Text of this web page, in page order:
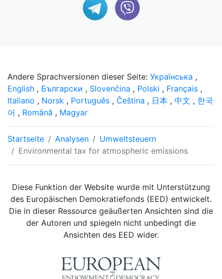
Startseite Analysen
Umweltsteuern
Environmental tax for atmospheric emissions
Andere Sprachversionen dieser Seite: Українська ,
English , Български , Slovenčina , Polski , Français ,
Italiano , Norsk , Português , Čeština , 日本 , 中文 , 한국
어 , Română , Magyar
Diese Funktion der Website wurde mit Unterstützung
des Europäischen Demokratiefonds (EED) entwickelt.
Die in dieser Ressource geäußerten Ansichten sind die
der Autoren und spiegeln nicht unbedingt die
Ansichten des EED wider.